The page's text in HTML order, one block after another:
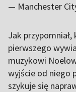
— Manchester
Jak przypomniał,
pierwszego
muzykowi
wyjście od niego
szykuje się